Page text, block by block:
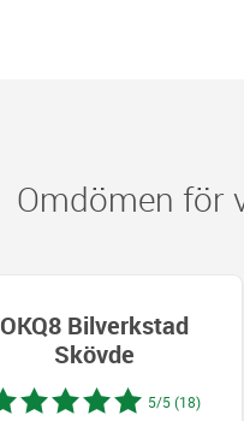
Omdömen för
OKQ8 Bilverkstad
Skövde
5/5 (18)